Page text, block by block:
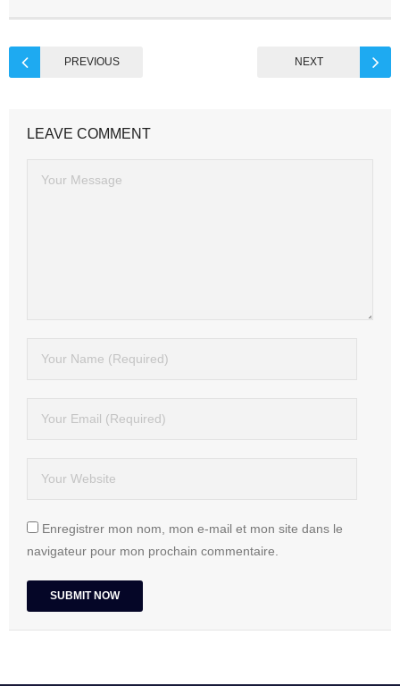
PREVIOUS NEXT
LEAVE COMMENT
Enregistrer mon nom, mon e-mail et mon site dans le
navigateur pour mon prochain commentaire.